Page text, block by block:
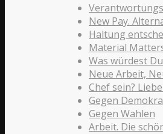
New Pay.
Haltung
Material
Was würdest
Neue Arbeit,
Chef sein?
Gegen
Gegen Wahlen
Arbeit. Die